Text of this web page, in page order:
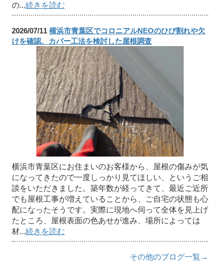
の...続きを読む
2026/07/11 横浜市青葉区でコロニアルNEOのひび割れや欠
けを確認、カバー工法を検討した屋根調査
横浜市青葉区にお住まいのお客様から、屋根の傷みが気
になってきたので一度しっかり見てほしい、というご相
談をいただきました。築年数が経ってきて、最近ご近所
でも屋根工事が増えていることから、ご自宅の状態も心
配になったそうです。実際に現地へ伺って全体を見上げ
たところ、屋根表面の色あせが進み、場所によっては
材...続きを読む
その他のブログ一覧→